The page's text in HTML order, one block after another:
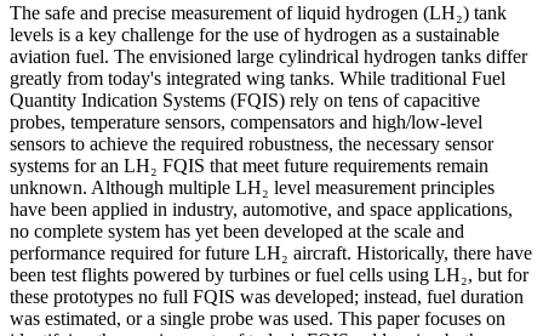
The safe and precise measurement of liquid hydrogen (LH₂) tank
levels is a key challenge for the use of hydrogen as a sustainable
aviation fuel. The envisioned large cylindrical hydrogen tanks differ
greatly from today's integrated wing tanks. While traditional Fuel
Quantity Indication Systems (FQIS) rely on tens of capacitive
probes, temperature sensors, compensators and high/low-level
sensors to achieve the required robustness, the necessary sensor
systems for an LH₂ FQIS that meet future requirements remain
unknown. Although multiple LH₂ level measurement principles
have been applied in industry, automotive, and space applications,
no complete system has yet been developed at the scale and
performance required for future LH₂ aircraft. Historically, there have
been test flights powered by turbines or fuel cells using LH₂, but for
these prototypes no full FQIS was developed; instead, fuel duration
was estimated, or a single probe was used. This paper focuses on